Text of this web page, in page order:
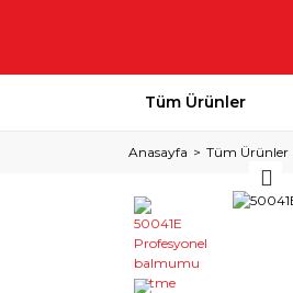
Tüm Ürünler
Anasayfa Tüm Ürünler